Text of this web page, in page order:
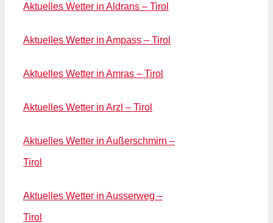
Aktuelles Wetter in Aldrans – Tirol
Aktuelles Wetter in Ampass – Tirol
Aktuelles Wetter in Amras – Tirol
Aktuelles Wetter in Arzl – Tirol
Aktuelles Wetter in Außerschmirn –
Tirol
Aktuelles Wetter in Ausserweg –
Tirol